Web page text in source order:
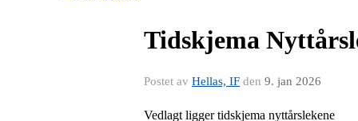
Tidskjema
Postet av Hellas, IF den 9. jan 2026
Vedlagt ligger tidskjema nyttårslekene